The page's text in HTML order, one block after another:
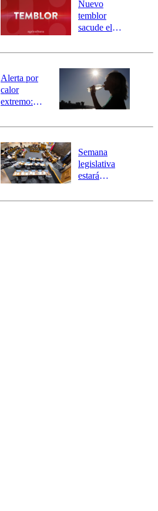
activa
mensajería
SAE
Nuevo
temblor
sacude el
revisa la
epicentro
Alerta por
calor
extremo:
activa Alerta
Preventiva en
tres comunas
Semana
legislativa
estará
el fin de la